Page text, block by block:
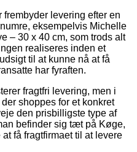
frembyder levering efter en
eksempelvis Michelle
– 30 x 40 cm, som trods alt
realiseres inden et
til at kunne nå at få
har fyraften.
fragtfri levering, men i
shoppes for et konkret
den prisbilligste type af
befinder sig tæt på Køge,
få fragtfirmaet til at levere